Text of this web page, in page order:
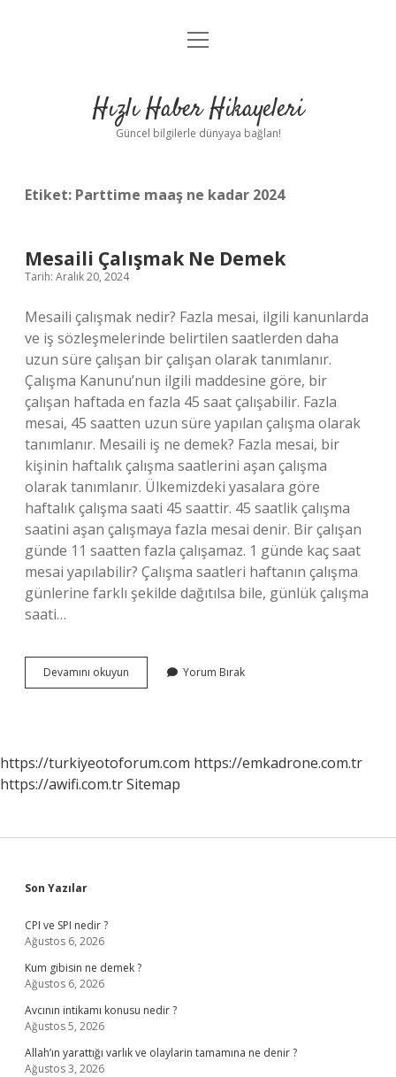
Anasayfa
Yasal Uyarı
menüyü
Hızlı Haber Hikayeleri
Güncel bilgilerle dünyaya bağlan!
Etiket: Parttime maaş ne kadar 2024
Mesaili Çalışmak Ne Demek
Tarih: Aralık 20, 2024
Mesaili çalışmak nedir? Fazla mesai, ilgili kanunlarda
ve iş sözleşmelerinde belirtilen saatlerden daha
uzun süre çalışan bir çalışan olarak tanımlanır.
Çalışma Kanunu’nun ilgili maddesine göre, bir
çalışan haftada en fazla 45 saat çalışabilir. Fazla
mesai, 45 saatten uzun süre yapılan çalışma olarak
tanımlanır. Mesaili iş ne demek? Fazla mesai, bir
kişinin haftalık çalışma saatlerini aşan çalışma
olarak tanımlanır. Ülkemizdeki yasalara göre
haftalık çalışma saati 45 saattir. 45 saatlik çalışma
saatini aşan çalışmaya fazla mesai denir. Bir çalışan
günde 11 saatten fazla çalışamaz. 1 günde kaç saat
mesai yapılabilir? Çalışma saatleri haftanın çalışma
günlerine farklı şekilde dağıtılsa bile, günlük çalışma
saati…
Devamını okuyun
Çalışmak
Yorum Bırak
https://turkiyeotoforum.com https://emkadrone.com.tr
https://awifi.com.trSitemap
Sidebar
Son Yazılar
CPI ve SPI nedir ?
Ağustos 6, 2026
Kum gibisin ne demek ?
Ağustos 6, 2026
Avcının intikamı konusu nedir ?
Ağustos 5, 2026
Allah’ın yarattığı varlık ve olaylarin tamamına ne denir ?
Ağustos 3, 2026